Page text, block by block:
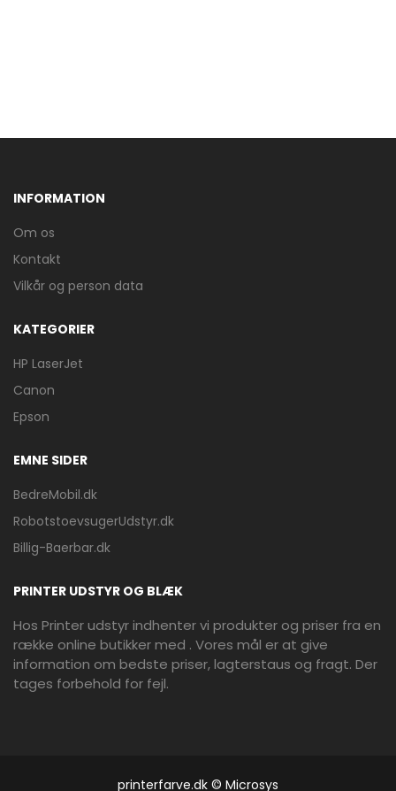
INFORMATION
Om os
Kontakt
Vilkår og person data
KATEGORIER
HP LaserJet
Canon
Epson
EMNE SIDER
BedreMobil.dk
RobotstoevsugerUdstyr.dk
Billig-Baerbar.dk
PRINTER UDSTYR OG BLÆK
Hos Printer udstyr indhenter vi produkter og priser fra en
række online butikker med . Vores mål er at give
information om bedste priser, lagterstaus og fragt. Der
tages forbehold for fejl.
printerfarve.dk © Microsys